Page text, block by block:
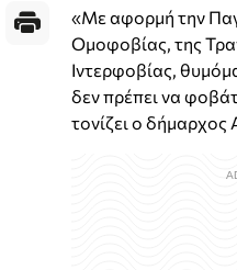
«Με αφορμή την
Ομοφοβίας, της
Ιντερφοβίας,
δεν πρέπει να
τονίζει ο δήμαρχος